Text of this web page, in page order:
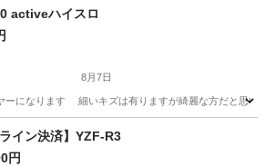
XJR400 activeハイスロ
8月7日
ヤーになります 細いキズは有りますが綺麗な方だと
ヤマハ
ライン決済】YZF-R3
円